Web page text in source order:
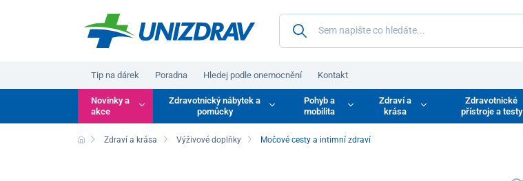
Tip na dárek Poradna Hledej podle onemocnění Kontakt
Novinky a
akce
Zdravotnický nábytek a
pomůcky
Pohyb a
mobilita
Zdraví a
krása
Zdravotnické
přístroje a testy
Zdraví a krása Výživové doplňky Močové cesty a intimní zdraví